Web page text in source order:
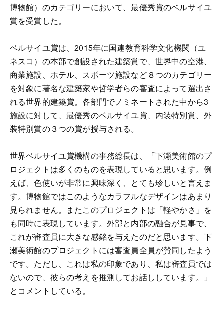
博物館）のカテゴリーにおいて、最優秀賞のベルサイユ
賞を受賞した。
ベルサイユ賞は、2015年に国連教育科学文化機関（ユ
ネスコ）の本部で創設された建築賞で、世界中の空港、
商業施設、ホテル、スポーツ施設など８つのカテゴリー
を対象に著名な建築家や哲学者らの審査によって選出さ
れる世界的建築賞。各部門でノミネートされた中から3
施設に対して、最優秀のベルサイユ賞、内装特別賞、外
装特別賞の３つの賞が授与される。
世界ベルサイユ賞機構の事務総長は、「下瀬美術館のプ
ロジェクトは多くのものを表現していると思います。例
えば、色使いが非常に興味深く、とても珍しいと言えま
す。博物館ではこのようなカラフルなデザインはあまり
見られません。またこのプロジェクトは「軽やかさ」を
も同時に表現しています。外部と内部の融合が見事で、
これが審査員に大きな感銘を与えたのだと思います。下
瀬美術館のプロジェクトには審査員全員が賛同したよう
です。ただし、これは私の印象であり、私は審査員では
ないので、彼らの考えを推測してお話ししています。」
とコメントしている。